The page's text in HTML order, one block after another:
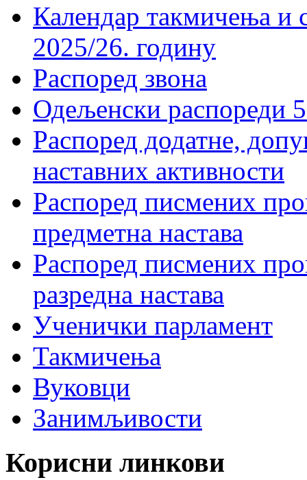
Календар такмичења
2025/26. годину
Распоред звона
Одељенски распореди
Распоред додатне,
наставних активности
Распоред писмених
предметна настава
Распоред писмених
разредна настава
Ученички парламент
Такмичења
Вуковци
Занимљивости
Корисни линкови